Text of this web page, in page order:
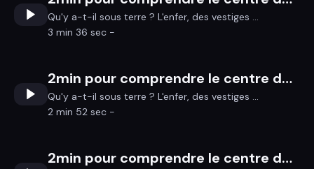
Qu'y a-t-il sous terre ? L'enfer, des vestiges ...
3 min 36 sec -
2min pour comprendre le centre de la Terre 2/4
Qu'y a-t-il sous terre ? L'enfer, des vestiges ...
2 min 52 sec -
2min pour comprendre le centre de la Terre 1/4